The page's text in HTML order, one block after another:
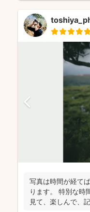
写真は時間が経て
ります。 特別な時
見て、楽しんで、